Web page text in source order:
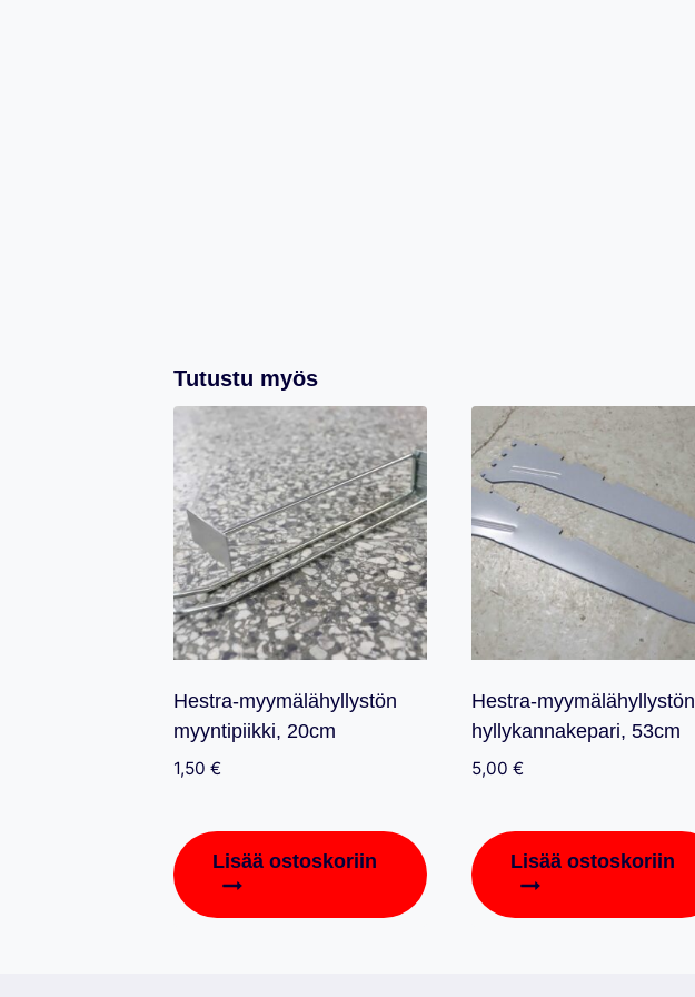
Tutustu myös
Hestra-myymälähyllystön
myyntipiikki, 20cm
1,50 €
Lisää ostoskoriin
Hestra-myymälähyllystön
hyllykannakepari, 53cm
5,00 €
Lisää ostoskoriin